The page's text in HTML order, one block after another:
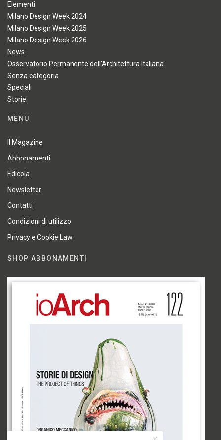
Elementi
Milano Design Week 2024
Milano Design Week 2025
Milano Design Week 2026
News
Osservatorio Permanente dell'Architettura Italiana
Senza categoria
Speciali
Storie
MENU
Il Magazine
Abbonamenti
Edicola
Newsletter
Contatti
Condizioni di utilizzo
Privacy e Cookie Law
SHOP ABBONAMENTI